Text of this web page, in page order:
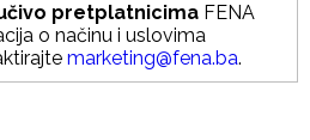
pretplatnicima FENA
o načinu i uslovima
marketing@fena.ba.